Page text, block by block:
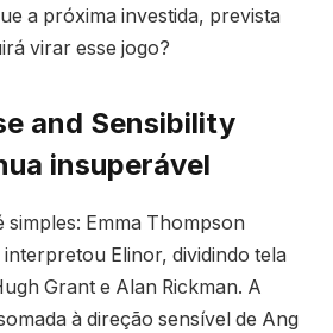
a próxima investida, prevista
virar esse jogo?
and Sensibility
insuperável
simples: Emma Thompson
Elinor, dividindo tela
Grant e Alan Rickman. A
à direção sensível de Ang